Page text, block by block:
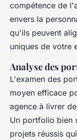
compétence de
envers la
qu'ils peuvent
uniques de votre
Analyse des
L'examen des
moyen efficace
agence à livrer
Un portfolio bien
projets réussis